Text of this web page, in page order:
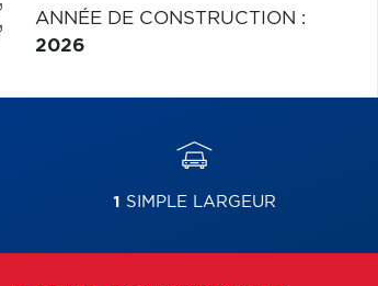
ANNÉE DE CONSTRUCTION :
2026
1 SIMPLE LARGEUR